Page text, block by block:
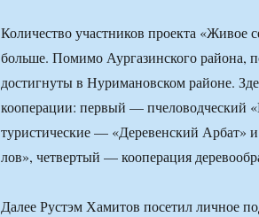
Количество участников проекта «Живое
больше. Помимо Аургазинского района,
достигнуты в Нуримановском районе.
кооперации: первый —
туристические — «Деревенский Арбат»
лов», четвертый — кооперация
Далее Рустэм Хамитов посетил личное